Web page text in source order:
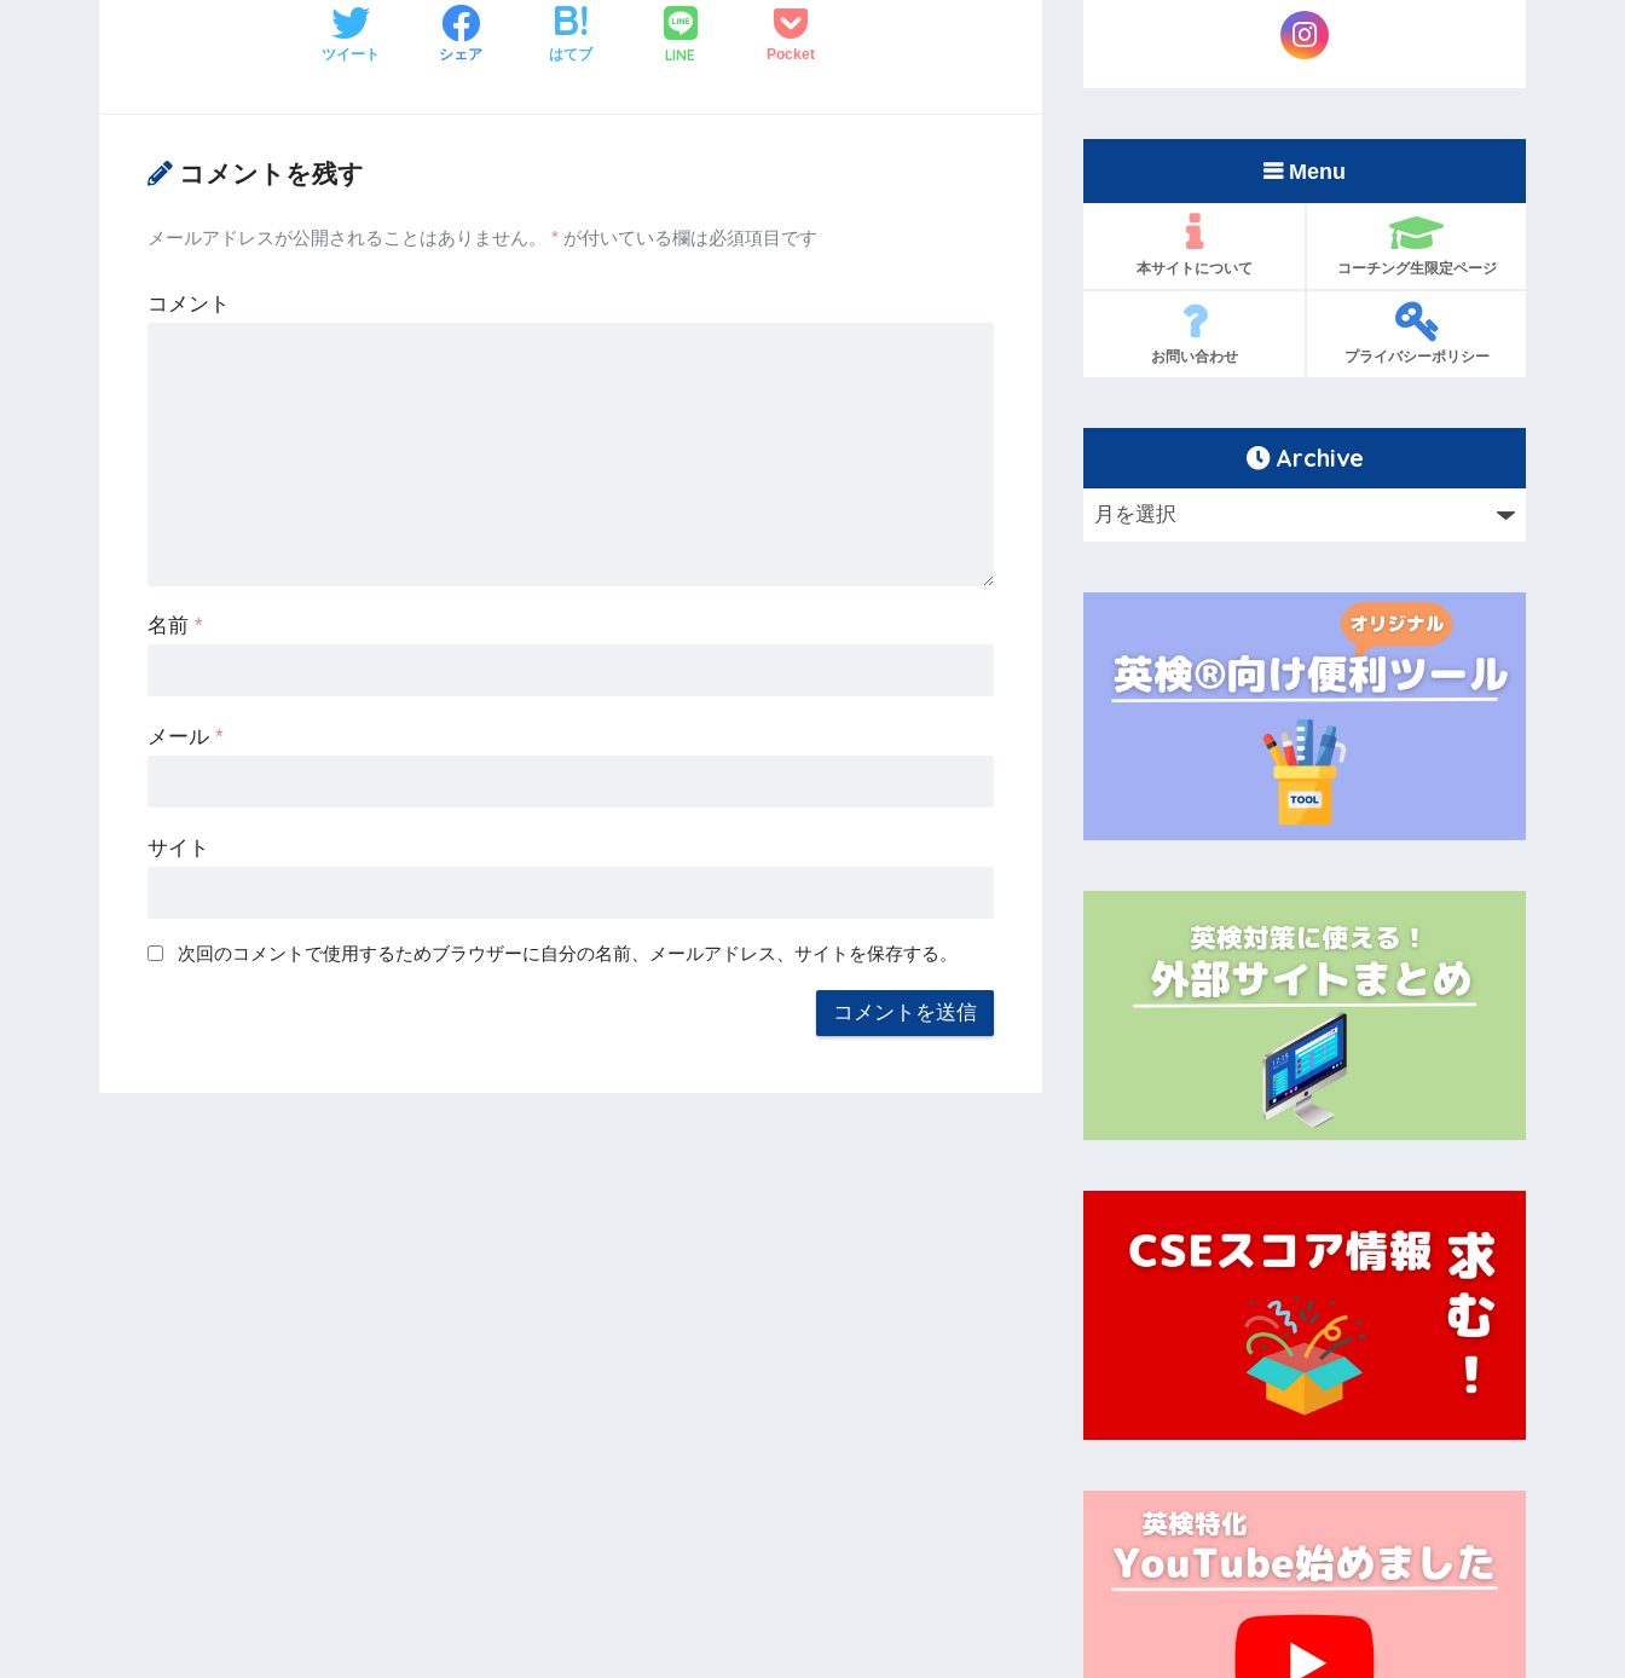
ツイート シェア はてブ LINE Pocket
コメントを残す
メールアドレスが公開されることはありません。 * が付いている欄は必須項目です
コメント
名前 *
メール *
サイト
次回のコメントで使用するためブラウザーに自分の名前、メールアドレス、サイトを保存する。
Menu
本サイトについて コーチング生限定ページ
お問い合わせ プライバシーポリシー
Archive